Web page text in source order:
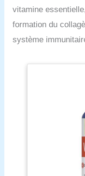
vitamine
formation du
système